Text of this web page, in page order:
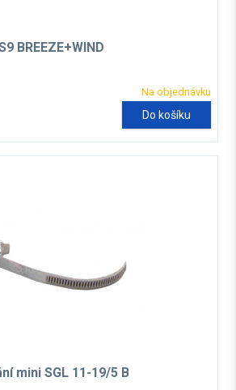
BREEZE+WIND
Na objednávku
Do košíku
mini SGL 11-19/5 B